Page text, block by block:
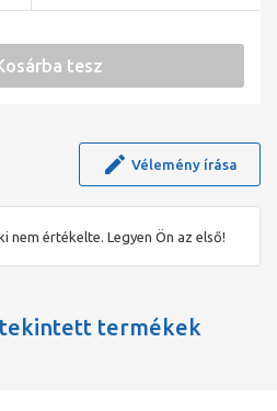
tesz
Vélemény írása
nem értékelte. Legyen Ön az első!
termékek